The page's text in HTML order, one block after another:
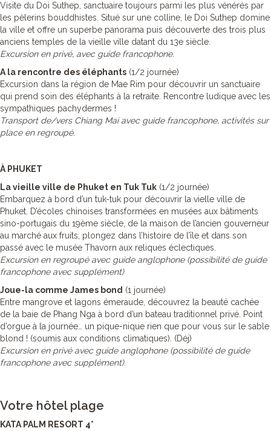
Visite du Doi Suthep, sanctuaire toujours parmi les plus vénérés par
les pèlerins bouddhistes. Situé sur une colline, le Doi Suthep domine
la ville et offre un superbe panorama puis découverte des trois plus
anciens temples de la vieille ville datant du 13e siècle.
Excursion en privé, avec guide francophone.
A la rencontre des éléphants (1/2 journée)
Excursion dans la région de Mae Rim pour découvrir un sanctuaire
qui prend soin des éléphants à la retraite. Rencontre ludique avec les
sympathiques pachydermes !
Transport de/vers Chiang Mai avec guide francophone, activités sur
place en regroupé.
À PHUKET
La vieille ville de Phuket en Tuk Tuk (1/2 journée)
Embarquez à bord d’un tuk-tuk pour découvrir la vielle ville de
Phuket. D’écoles chinoises transformées en musées aux bâtiments
sino-portugais du 19ème siècle, de la maison de l’ancien gouverneur
au marché aux fruits, plongez dans l’histoire de l’île et dans son
passé avec le musée Thavorn aux reliques éclectiques.
Excursion en regroupé avec guide anglophone (possibilité de guide
francophone avec supplément)
Joue-la comme James bond (1 journée)
Entre mangrove et lagons émeraude, découvrez la beauté cachée
de la baie de Phang Nga à bord d’un bateau traditionnel privé. Point
d’orgue à la journée… un pique-nique rien que pour vous sur le sable
blond ! (soumis aux conditions climatiques). (Déj)
Excursion en privé avec guide anglophone (possibilité de guide
francophone avec supplément).
Votre hôtel plage
KATA PALM RESORT 4*